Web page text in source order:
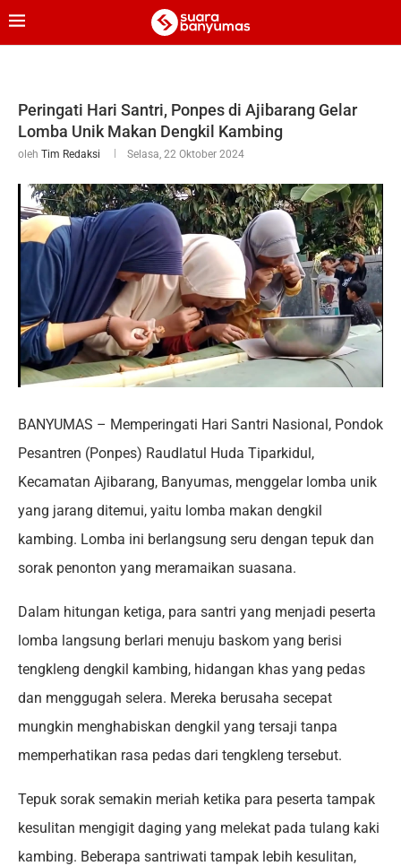
Peringati Hari Santri, Ponpes di Ajibarang Gelar
Lomba Unik Makan Dengkil Kambing
oleh Tim Redaksi Selasa, 22 Oktober 2024
BANYUMAS – Memperingati Hari Santri Nasional, Pondok
Pesantren (Ponpes) Raudlatul Huda Tiparkidul,
Kecamatan Ajibarang, Banyumas, menggelar lomba unik
yang jarang ditemui, yaitu lomba makan dengkil
kambing. Lomba ini berlangsung seru dengan tepuk dan
sorak penonton yang meramaikan suasana.
Dalam hitungan ketiga, para santri yang menjadi peserta
lomba langsung berlari menuju baskom yang berisi
tengkleng dengkil kambing, hidangan khas yang pedas
dan menggugah selera. Mereka berusaha secepat
mungkin menghabiskan dengkil yang tersaji tanpa
memperhatikan rasa pedas dari tengkleng tersebut.
Tepuk sorak semakin meriah ketika para peserta tampak
kesulitan mengigit daging yang melekat pada tulang kaki
kambing. Beberapa santriwati tampak lebih kesulitan,